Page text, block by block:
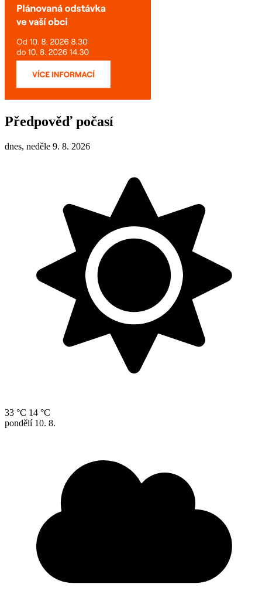
Předpověď počasí
dnes, neděle 9. 8. 2026
33 °C 14 °C
pondělí 10. 8.